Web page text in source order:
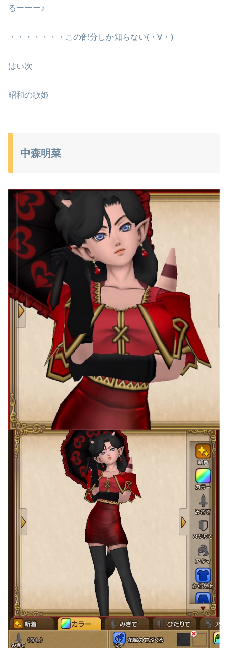
るーーー♪
・・・・・・・この部分しか知らない(・∀・)
はい次
昭和の歌姫
中森明菜